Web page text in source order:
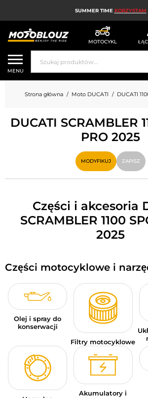
SUMMER TIME KORZYSTAM
MOTOCYKL
KASK MOTOCYKLOWY
ODZIEŻ MOTOCYKLOWA
UBRANIA MOTOCYKLOWE
MX; ENDURO I TRIAL
HIGH-TECH MOTOCYKLOWY
PODUSZKA POWIETRZNA
AKCESORIA
BAGAŻE MOTOCYKLOWE
OKAZJE I PROMOCJE
KARTY PODARUNKOWE
PL | EUR € — MODYFIKUJ
PORADY
SKONTAKTUJ SIĘ Z NAMI
MENU
Strona główna Moto DUCATI DUCATI 1100
DUCATI SCRAMBLER
PRO 2025
MODYFIKUJ ZAPISZ
Części i akcesoria
SCRAMBLER 1100
2025
Części motocyklowe i
Olej i spray do
konserwacji
Filtry motocyklowe
Akumulatory i